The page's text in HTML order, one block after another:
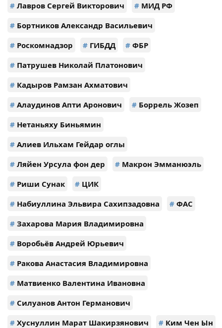
# Лавров Сергей Викторович # МИД РФ
# Бортников Александр Васильевич
# Роскомнадзор # ГИБДД # ФБР
# Патрушев Николай Платонович
# Кадыров Рамзан Ахматович
# Алаудинов Апти Аронович # Боррель Жозеп
# Нетаньяху Биньямин
# Алиев Ильхам Гейдар оглы
# Ляйен Урсула фон дер # Макрон Эмманюэль
# Риши Сунак # ЦИК
# Набиуллина Эльвира Сахипзадовна # ФАС
# Захарова Мария Владимировна
# Воробьёв Андрей Юрьевич
# Ракова Анастасия Владимировна
# Матвиенко Валентина Ивановна
# Силуанов Антон Германович
# Хуснуллин Марат Шакирзянович # Ким Чен Ын